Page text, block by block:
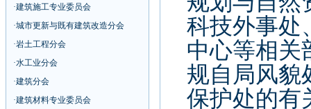
·建筑施工专业委员会
·城市更新与既有建筑改造分会
·岩土工程分会
·水工业分会
·建筑分会
·建筑材料专业委员会
科技外事处
中心等相关
规自局风貌
保护处的有